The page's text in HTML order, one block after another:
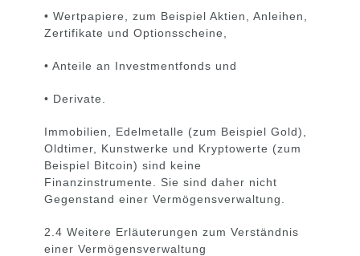
• Wertpapiere, zum Beispiel Aktien, Anleihen,
Zertifikate und Optionsscheine,
• Anteile an Investmentfonds und
• Derivate.
Immobilien, Edelmetalle (zum Beispiel Gold),
Oldtimer, Kunstwerke und Kryptowerte (zum
Beispiel Bitcoin) sind keine
Finanzinstrumente. Sie sind daher nicht
Gegenstand einer Vermögensverwaltung.
2.4 Weitere Erläuterungen zum Verständnis
einer Vermögensverwaltung